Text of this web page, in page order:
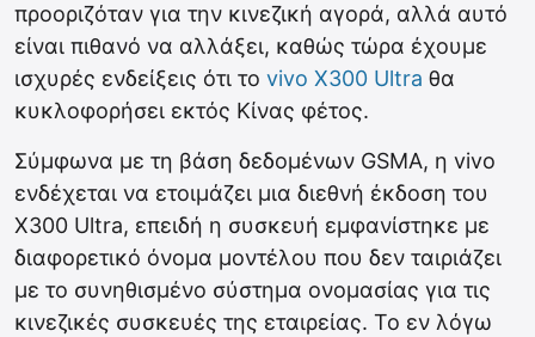
προοριζόταν για την κινεζική αγορά, αλλά αυτό
είναι πιθανό να αλλάξει, καθώς τώρα έχουμε
ισχυρές ενδείξεις ότι το vivo X300 Ultra θα
κυκλοφορήσει εκτός Κίνας φέτος.
Σύμφωνα με τη βάση δεδομένων GSMA, η vivo
ενδέχεται να ετοιμάζει μια διεθνή έκδοση του
X300 Ultra, επειδή η συσκευή εμφανίστηκε με
διαφορετικό όνομα μοντέλου που δεν ταιριάζει
με το συνηθισμένο σύστημα ονομασίας για τις
κινεζικές συσκευές της εταιρείας. Το εν λόγω